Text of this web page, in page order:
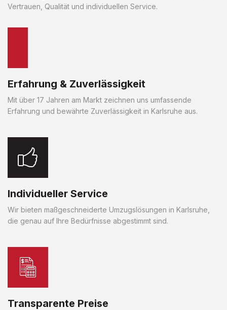
Vertrauen, Qualität und individuellen Service.
Erfahrung & Zuverlässigkeit
Mit über 17 Jahren am Markt zeichnen uns umfassende
Erfahrung und bewährte Zuverlässigkeit in Karlsruhe aus.
Individueller Service
Wir bieten maßgeschneiderte Umzugslösungen in Karlsruhe,
die genau auf Ihre Bedürfnisse abgestimmt sind.
Transparente Preise